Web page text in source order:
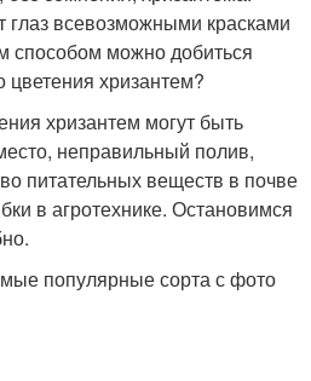
глаз всевозможными красками
способом можно добиться
цветения хризантем?
хризантем могут быть
неправильный полив,
питательных веществ в почве
в агротехнике. Остановимся
популярные сорта с фото